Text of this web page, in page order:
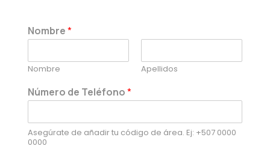
Nombre*
Nombre Apellidos
Número de Teléfono*
Asegúrate de añadir tu código de área. Ej: +507 0000
0000